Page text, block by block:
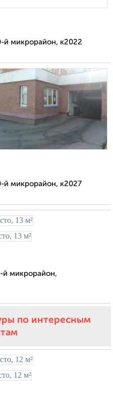
й микрорайон, к2022
й микрорайон, к2027
й микрорайон,
по интересным